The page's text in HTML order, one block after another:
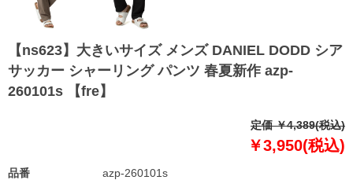
【ns623】大きいサイズ メンズ DANIEL DODD シア
サッカー シャーリング パンツ 春夏新作 azp-
260101s 【fre】
定価 ￥4,389(税込)
￥3,950(税込)
品番 azp-260101s